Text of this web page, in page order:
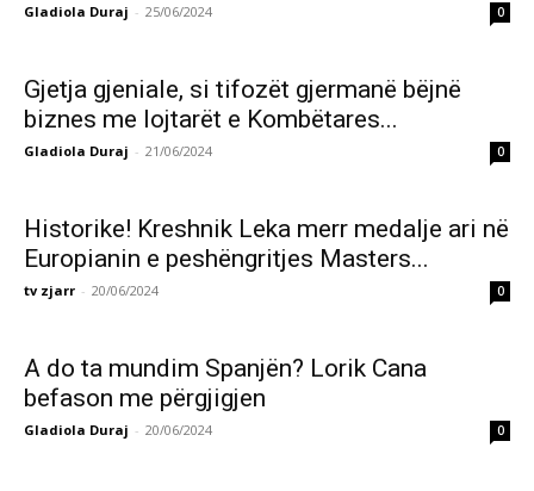
Gladiola Duraj - 25/06/2024 0
Gjetja gjeniale, si tifozët gjermanë bëjnë
biznes me lojtarët e Kombëtares...
Gladiola Duraj - 21/06/2024 0
Historike! Kreshnik Leka merr medalje ari në
Europianin e peshëngritjes Masters...
tv zjarr - 20/06/2024 0
A do ta mundim Spanjën? Lorik Cana
befason me përgjigjen
Gladiola Duraj - 20/06/2024 0